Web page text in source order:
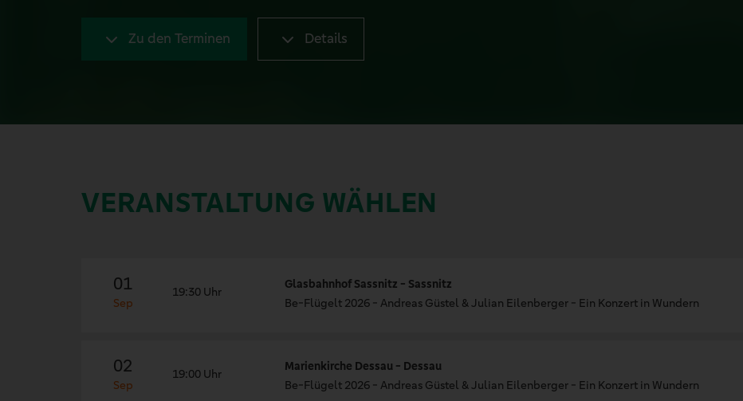
Zu den Terminen Details
VERANSTALTUNG WÄHLEN
01
Sep
19:30 Uhr
Glasbahnhof Sassnitz - Sassnitz
Be-Flügelt 2026 - Andreas Güstel & Julian Eilenberger - Ein Konzert in Wundern
02
Sep
19:00 Uhr
Marienkirche Dessau - Dessau
Be-Flügelt 2026 - Andreas Güstel & Julian Eilenberger - Ein Konzert in Wundern